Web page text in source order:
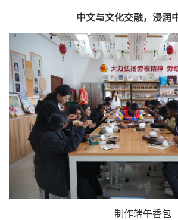
中文与文化交融，浸润
制作端午香包